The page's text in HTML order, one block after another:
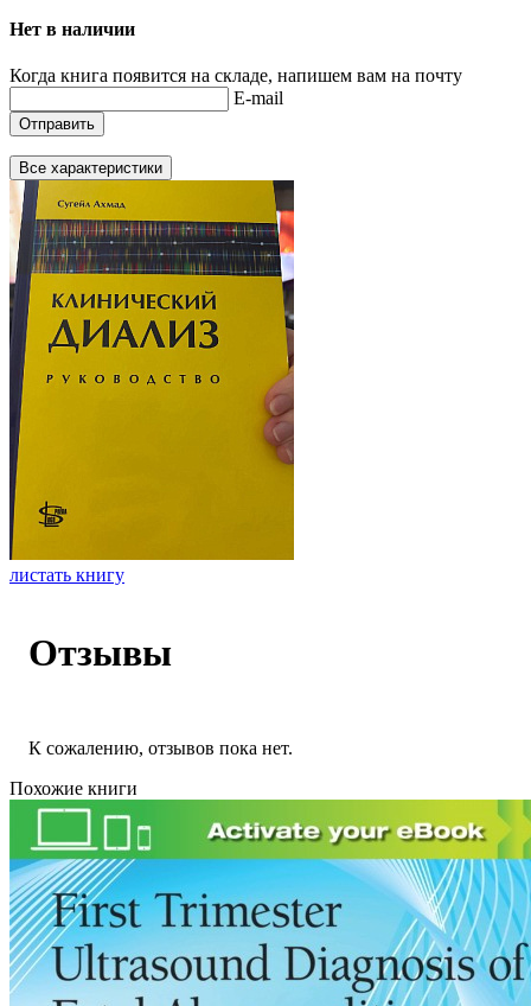
Нет в наличии
Когда книга появится на складе, напишем вам на почту
E-mail
Отправить
Все характеристики
листать книгу
Отзывы
К сожалению, отзывов пока нет.
Похожие книги